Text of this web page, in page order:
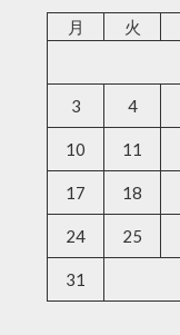
月 火
3 4
10 11
17 18
24 25
31